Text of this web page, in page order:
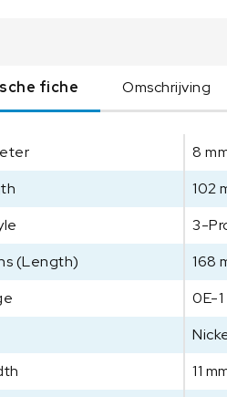
fiche Omschrijving
8
102
3-
(Length)
168
0E-1
11